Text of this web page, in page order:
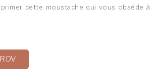
cette moustache qui vous obsède à